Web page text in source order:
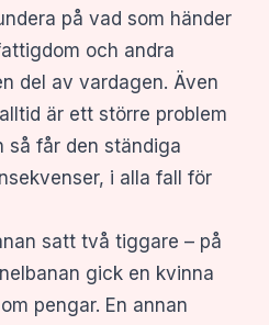
på vad som händer
och andra
del av vardagen. Även
är ett större problem
så får den ständiga
i alla fall för
satt två tiggare – på
gick en kvinna
pengar. En annan